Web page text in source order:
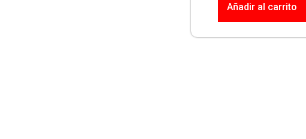
Añadir al carrito